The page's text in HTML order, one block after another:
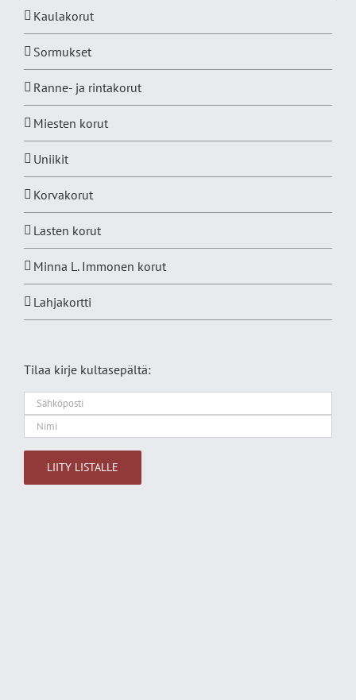
Kaulakorut
Sormukset
Ranne- ja rintakorut
Miesten korut
Uniikit
Korvakorut
Lasten korut
Minna L. Immonen korut
Lahjakortti
Tilaa kirje kultasepältä: